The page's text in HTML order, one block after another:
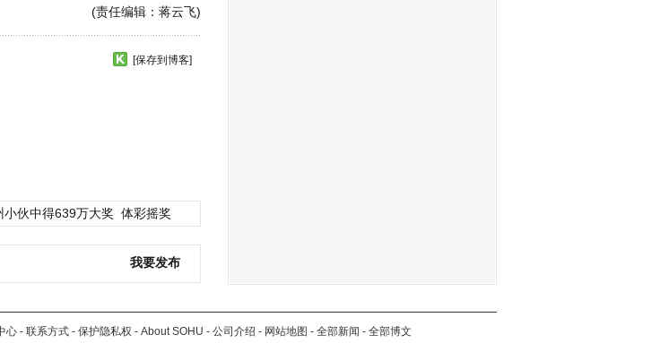
(责任编辑：蒋云飞)
[保存到博客]
小伙中得639万大奖 体彩摇奖
我要发布
心 - 联系方式 - 保护隐私权 - About SOHU - 公司介绍 - 网站地图 - 全部新闻 - 全部博文